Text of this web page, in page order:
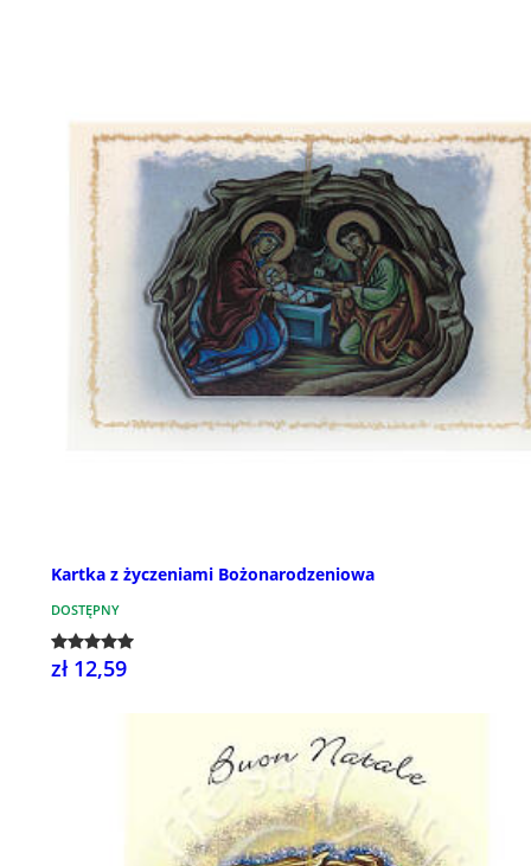
Kartka z życzeniami Bożonarodzeniowa
DOSTĘPNY
zł 12,59